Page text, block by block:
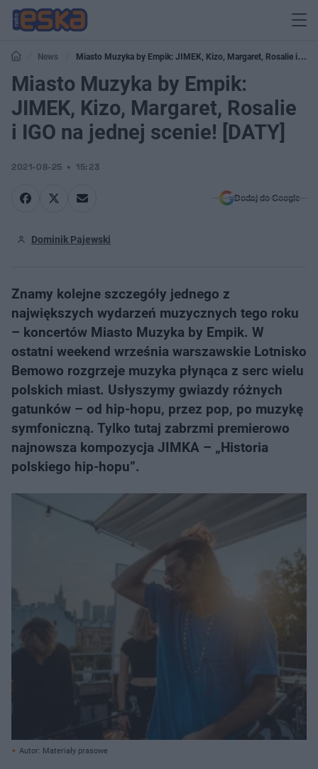
News
Miasto Muzyka by Empik: JIMEK, Kizo, Margaret, Rosalie i IGO
na jednej scenie! [DATY]
Miasto Muzyka by Empik:
JIMEK, Kizo, Margaret, Rosalie
i IGO na jednej scenie! [DATY]
2021-08-25 15:23
Dodaj do Google
Dominik Pajewski
Znamy kolejne szczegóły jednego z
największych wydarzeń muzycznych tego roku
– koncertów Miasto Muzyka by Empik. W
ostatni weekend września warszawskie Lotnisko
Bemowo rozgrzeje muzyka płynąca z serc wielu
polskich miast. Usłyszymy gwiazdy różnych
gatunków – od hip-hopu, przez pop, po muzykę
symfoniczną. Tylko tutaj zabrzmi premierowo
najnowsza kompozycja JIMKA – „Historia
polskiego hip-hopu”.
Autor: Materiały prasowe